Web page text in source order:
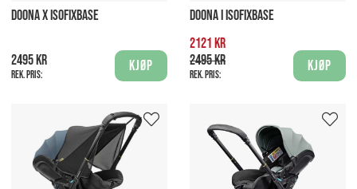
DOONA X ISOFIXBASE
2495 kr
Rek. pris:
Kjøp
DOONA I ISOFIXBASE
2121 kr
2495 kr
Rek. pris:
Kjøp